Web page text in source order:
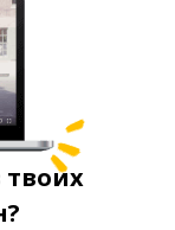
твоих